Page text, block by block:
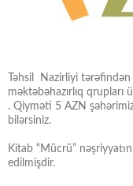
Təhsil Nazirliyi
məktəbəhazırlıq qrupları
. Qiyməti 5 AZN
bilərsiniz.
Kitab “Mücrü”
edilmişdir.